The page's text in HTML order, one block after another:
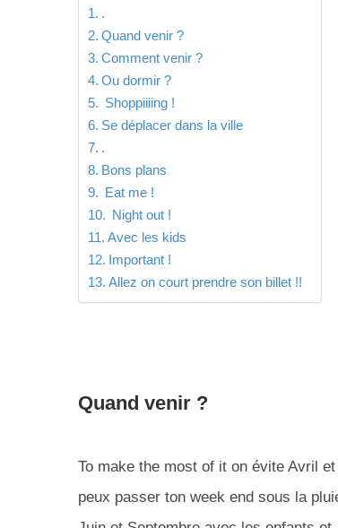
.
Quand venir ?
Comment venir ?
Ou dormir ?
Shoppiiiing !
Se déplacer dans la ville
.
Bons plans
Eat me !
Night out !
Avec les kids
Important !
Allez on court prendre son billet !!
Quand venir ?
To make the most of it on évite Avril
peux passer ton week end sous la